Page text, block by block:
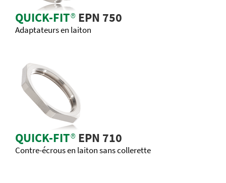
QUICK-FIT®EPN 750
Adaptateurs en laiton
QUICK-FIT®EPN 710
Contre-écrous en laiton sans collerette